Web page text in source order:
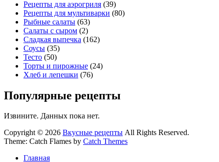
Рецепты для аэрогриля (39)
Рецепты для мультиварки (80)
Рыбные салаты (63)
Салаты с сыром (2)
Сладкая выпечка (162)
Соусы (35)
Тесто (50)
Торты и пирожные (24)
Хлеб и лепешки (76)
Популярные рецепты
Извините. Данных пока нет.
Copyright © 2026 Вкусные рецепты All Rights Reserved.
Theme: Catch Flames by Catch Themes
Главная